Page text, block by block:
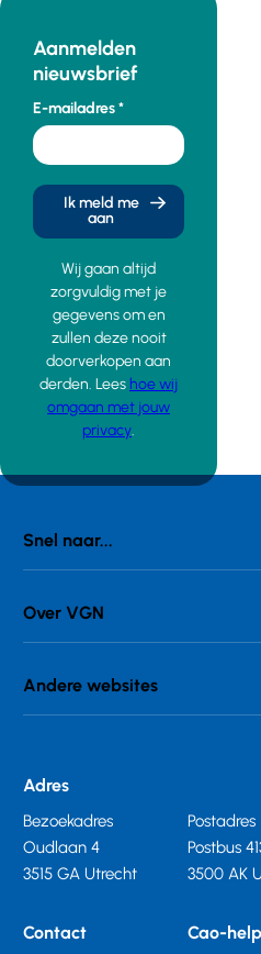
Aanmelden
nieuwsbrief
E-mailadres
Ik meld me
aan
Wij gaan altijd
zorgvuldig met je
gegevens om en
zullen deze nooit
doorverkopen aan
derden. Lees hoe wij
omgaan met jouw
privacy.
Snel naar...
Over VGN
Andere websites
Adres
Bezoekadres
Oudlaan 4
3515 GA Utrecht
Postadres
Postbus
3500 AK
Contact Cao-